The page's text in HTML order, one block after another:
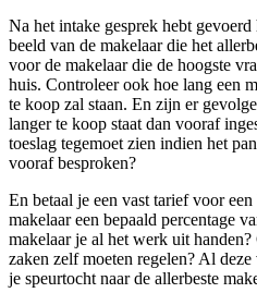
Na het intake gesprek hebt
beeld van de makelaar die het
voor de makelaar die de hoogste
huis. Controleer ook hoe lang een
te koop zal staan. En zijn er
langer te koop staat dan vooraf
toeslag tegemoet zien indien het
vooraf besproken?
En betaal je een vast tarief voor
makelaar een bepaald percentage
makelaar je al het werk uit
zaken zelf moeten regelen? Al
je speurtocht naar de allerbeste